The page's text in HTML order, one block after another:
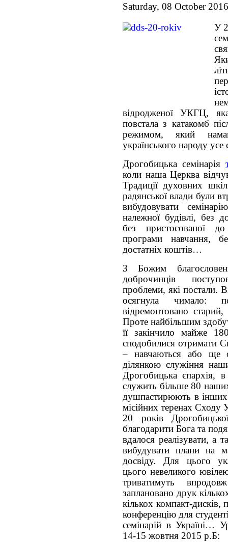
Saturday, 08 October
У
відродженої УКГЦ,
повстала з катакомб
режимом, який
українського народу усе
Дрогобицька семінарія
коли наша Церква
Традиції духовних
радянської влади були
вибудовувати
належної будівлі, без
без пристосованої
програми навчання,
достатніх коштів…
З Божим
доброчинців
проблеми, які постали.
осягнула чимало:
відремонтовано
Проте найбільшим
її закінчило майже
сподобилися отримати
– навчаються або ще
ділянкою служіння
Дрогобицька єпархія,
служить більше 80
душпастирюють в
місійних теренах Сходу
20 років
благодарити Бога та
вдалося реалізувати, а
вибудувати плани на
досвіду. Для цього
цього невеликого
триватимуть
заплановано друк
кількох компакт-дисків,
конференцію для
семінарій в Україні…
14-15 жовтня 2015 р.Б: